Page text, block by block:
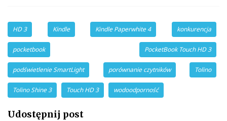
HD 3 Kindle Kindle Paperwhite 4 konkurencja
pocketbook PocketBook Touch HD 3
podświetlenie SmartLight porównanie czytników Tolino
Tolino Shine 3 Touch HD 3 wodoodporność
Udostępnij post